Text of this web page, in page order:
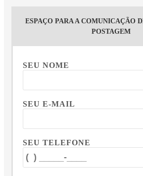
ESPAÇO PARA A COMUNICAÇÃO
POSTAGEM
SEU NOME
SEU E-MAIL
SEU TELEFONE